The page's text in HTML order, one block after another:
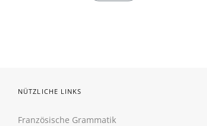
NÜTZLICHE LINKS
Französische Grammatik